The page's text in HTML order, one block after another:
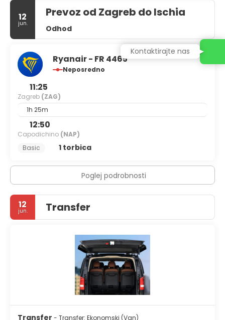
12
jun.
Prevoz od Zagreb do Ischia
Odhod
Ryanair - FR 4465
Neposredno
11:25
Zagreb (ZAG)
1h 25m
12:50
Capodichino (NAP)
Basic
1 torbica
Poglej podrobnosti
12
jun. Transfer
Transfer - Transfer: Ekonomski (Van)
Kontaktirajte nas